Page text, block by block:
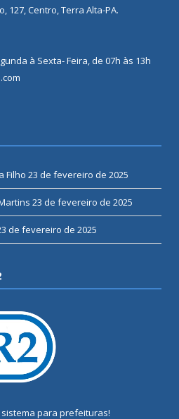
127, Centro, Terra Alta-PA.
à Sexta- Feira, de 07h às 13h
Filho 23 de fevereiro de 2025
23 de fevereiro de 2025
de fevereiro de 2025
sistema para prefeituras!